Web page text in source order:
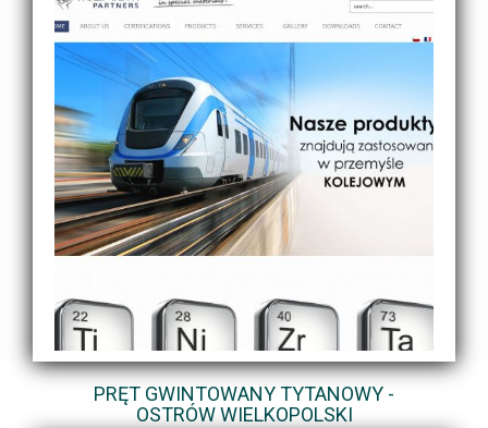
PRĘT GWINTOWANY TYTANOWY -
OSTRÓW WIELKOPOLSKI